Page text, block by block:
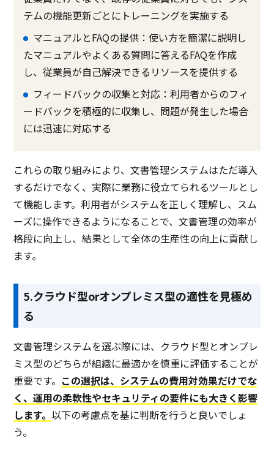
テムの機能更新ごとにトレーニングを実施する
マニュアルとFAQの提供：使い方を簡潔に説明し
たマニュアルやよくある質問に答えるFAQを作成
し、従業員が自己解決できるリソースを提供する
フィードバックの収集と対応：利用者からのフィ
ードバックを積極的に収集し、問題が発生した場合
には迅速に対応する
これらの取り組みにより、文書管理システムはただ導入
するだけでなく、実際に業務に役立てられるツールとし
て機能します。利用者がシステムを正しく理解し、スム
ーズに操作できるようになることで、文書管理の効率が
格段に向上し、結果として全体の生産性の向上に貢献し
ます。
5.クラウド型orオンプレミス型の適性を見極め
る
文書管理システムを選ぶ際には、クラウド型とオンプレ
ミス型のどちらが組織に最適かを慎重に評価することが
重要です。 この選択は、システムの費用対効果だけでな
く、運用の柔軟性やセキュリティの要件にも大きく影響
します。 以下の考慮点を基に判断を行うと良いでしょ
う。